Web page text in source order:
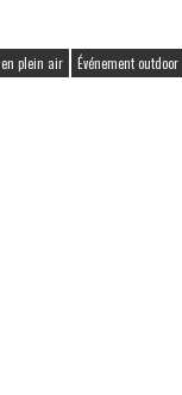
plein air Événement outdoor